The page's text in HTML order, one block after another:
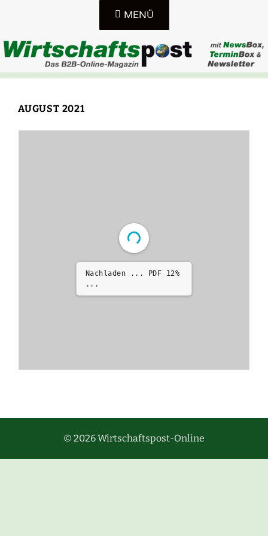
springen
MENÜ
WIRTSCHAFTSPOST-
ONLINE
ANHALT UND THÜRINGEN
AUGUST 2021
Nachladen ... PDF 12%
...
© 2026 Wirtschaftspost-Online